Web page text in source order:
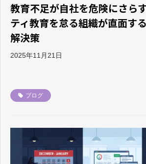
教育不足が自社を危険にさら
ティ教育を怠る組織が直面す
解決策
2025年11月21日
ブログ